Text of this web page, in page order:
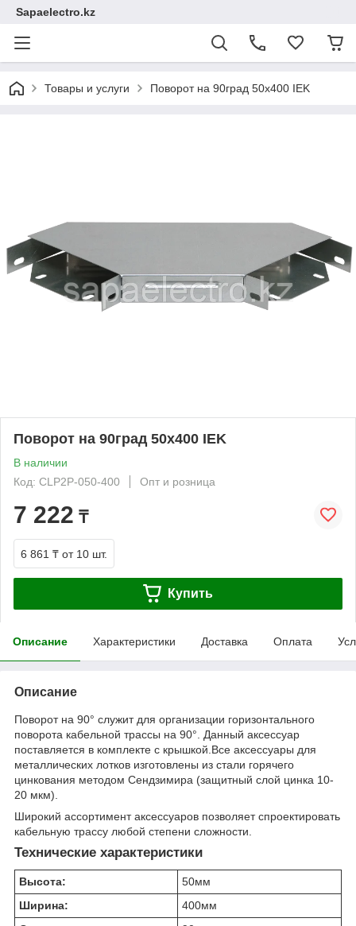
Sapaelectro.kz
Товары и услуги Поворот на 90град 50х400 IEK
Поворот на 90град 50х400 IEK
В наличии
Код: CLP2P-050-400
Опт и розница
7 222 ₸
6 861 ₸ от 10 шт.
Купить
Описание Характеристики Доставка Оплата
Описание
Поворот на 90° служит для организации горизонтального
поворота кабельной трассы на 90°. Данный аксессуар
поставляется в комплекте с крышкой.Все аксессуары для
металлических лотков изготовлены из стали горячего
цинкования методом Сендзимира (защитный слой цинка 10-
20 мкм).
Широкий ассортимент аксессуаров позволяет спроектировать
кабельную трассу любой степени сложности.
Технические характеристики
Высота: 50мм
Ширина:
400мм